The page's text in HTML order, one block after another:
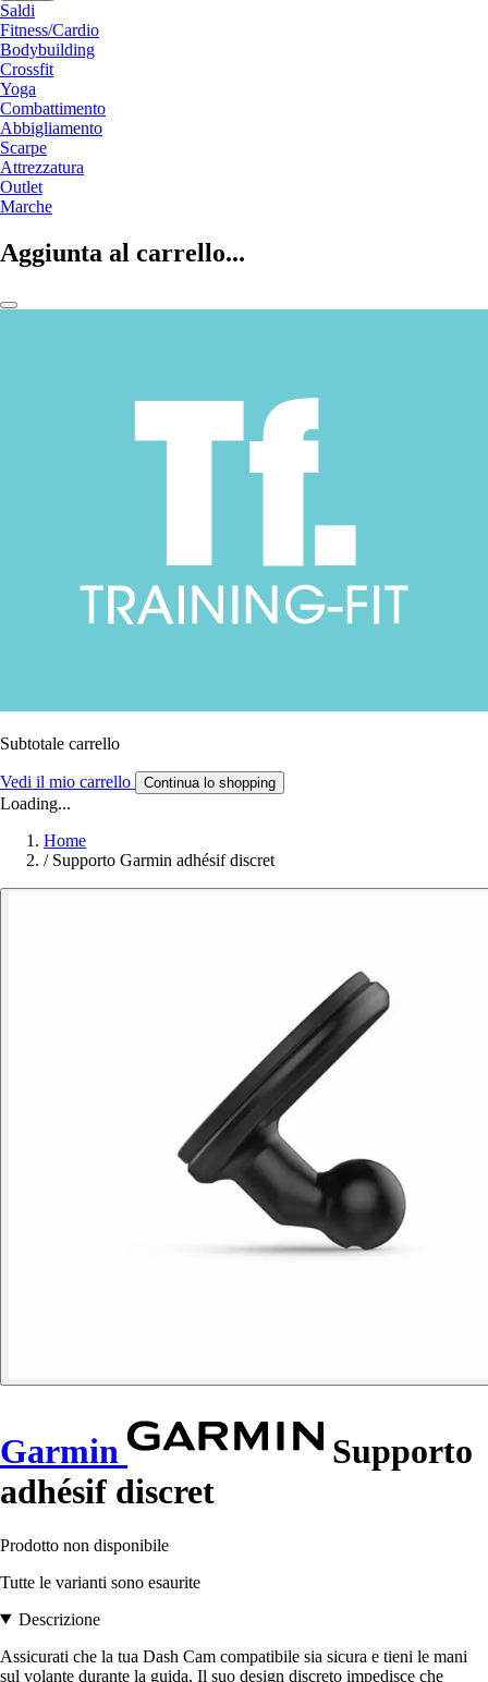
Saldi
Fitness/Cardio
Bodybuilding
Crossfit
Yoga
Combattimento
Abbigliamento
Scarpe
Attrezzatura
Outlet
Marche
Aggiunta al carrello...
Subtotale carrello
Vedi il mio carrello Continua lo shopping
Loading...
Home
/ Supporto Garmin adhésif discret
Garmin
Supporto
adhésif discret
Prodotto non disponibile
Tutte le varianti sono esaurite
Descrizione
Assicurati che la tua Dash Cam compatibile sia sicura e tieni le mani
sul volante durante la guida. Il suo design discreto impedisce che